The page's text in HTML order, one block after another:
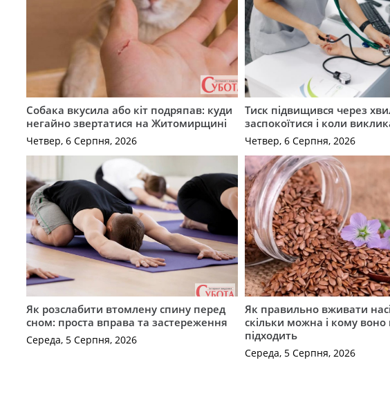
Собака вкусила або кіт подряпав: куди
негайно звертатися на Житомирщині
Четвер, 6 Серпня, 2026
Тиск підвищився через
заспокоїтися і коли
Четвер, 6 Серпня, 2026
Як розслабити втомлену спину перед
сном: проста вправа та застереження
Середа, 5 Серпня, 2026
Як правильно вживати
скільки можна і кому воно
підходить
Середа, 5 Серпня, 2026